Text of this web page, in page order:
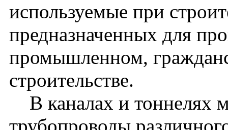
используемые при
предназначенных для
промышленном,
строительстве.
В каналах и тоннелях